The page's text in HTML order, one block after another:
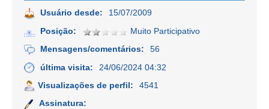
Usuário desde:
15/07/2009
Posição:
Muito Participativo
Mensagens/comentários:
56
última visita:
24/06/2024 04:32
Visualizações de perfil:
4541
Assinatura: